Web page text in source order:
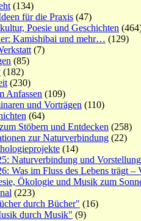
(134)
für die Praxis (47)
Poesie und Geschichten
Kamishibai und mehr… (129)
(7)
(85)
(182)
(230)
Anfassen (109)
und Vorträgen (110)
(64)
Stöbern und Entdecken (258)
zur Naturverbindung (22)
(14)
Naturverbindung und
Was im Fluss des Lebens trägt
Ökologie und Musik zum
(223)
durch Bücher" (16)
durch Musik" (9)